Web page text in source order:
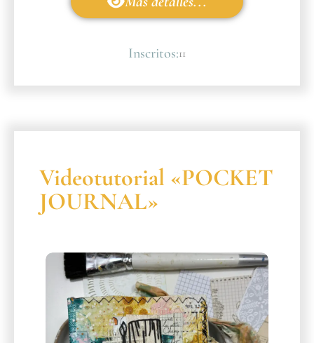
Inscritos:11
Videotutorial «POCKET
JOURNAL»